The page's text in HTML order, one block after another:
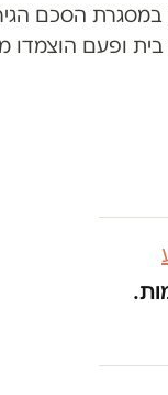
לו במסגרת הסכם
ופעם הוצמדו